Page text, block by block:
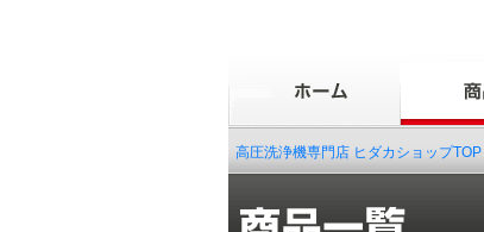
高圧洗浄機専門店 ヒダカショップTOP